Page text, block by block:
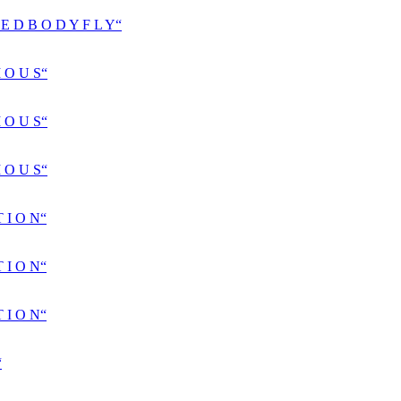
D B O D Y F L Y“
U S“
U S“
U S“
I O N“
I O N“
I O N“